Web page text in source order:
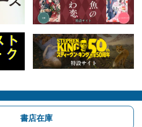
書店在庫
自費出版のご案内 お問合せ
文春オンライン Number Web